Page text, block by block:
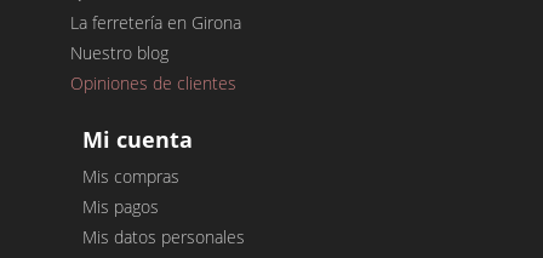
La ferretería en Girona
Nuestro blog
Opiniones de clientes
Mi cuenta
Mis compras
Mis pagos
Mis datos personales